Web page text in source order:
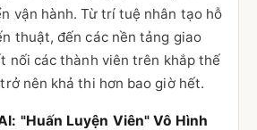
vận hành. Từ trí tuệ nhân tạo hỗ
thuật, đến các nền tảng giao
nối các thành viên trên khắp thế
nên khả thi hơn bao giờ hết.
"Huấn Luyện Viên" Vô Hình